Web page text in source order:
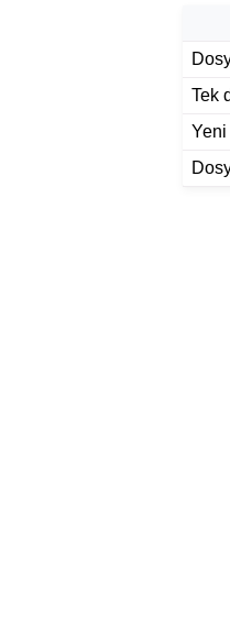
of Desteklenen dosya
Tek
Yeni